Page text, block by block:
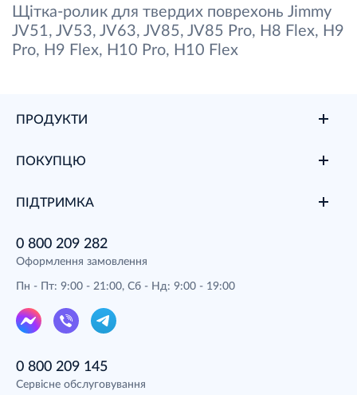
Щітка-ролик для твердих поврехонь Jimmy
JV51, JV53, JV63, JV85, JV85 Pro, H8 Flex, H9
Pro, H9 Flex, H10 Pro, H10 Flex
ПРОДУКТИ
ПОКУПЦЮ
ПІДТРИМКА
0 800 209 282
Оформлення замовлення
Пн - Пт: 9:00 - 21:00, Сб - Нд: 9:00 - 19:00
0 800 209 145
Сервісне обслуговування